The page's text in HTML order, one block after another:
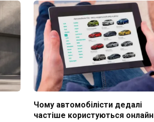
Чому автомобілісти дедалі
частіше користуються